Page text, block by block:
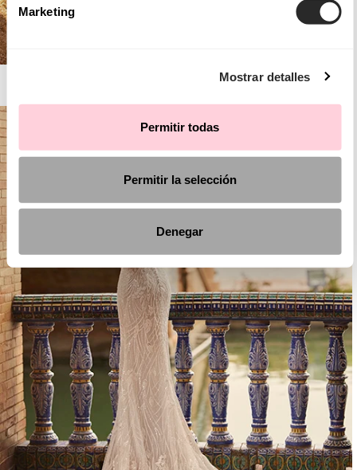
Marketing
Mostrar detalles
Permitir todas
Permitir la selección
Denegar